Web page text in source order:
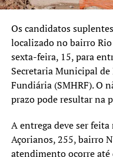
falando
vivem em
pelos
como de
Nosso
uma
definitiva
pessoas,
Os candidatos
localizado no bairro Rio
sexta-feira, 15, para
Secretaria Municipal de
Fundiária (SMHRF). O
prazo pode resultar na
A entrega deve ser feita
Açorianos, 255, bairro
atendimento ocorre até